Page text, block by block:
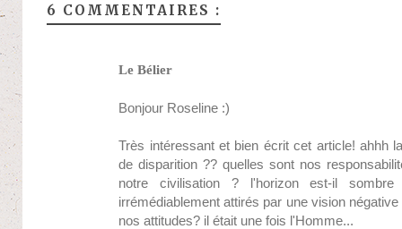
6 COMMENTAIRES :
Le Bélier
Bonjour Roseline :)
Très intéressant et bien écrit cet article! ahhh
de disparition ?? quelles sont nos
notre civilisation ? l'horizon est-il
irrémédiablement attirés par une vision
nos attitudes? il était une fois l'Homme...